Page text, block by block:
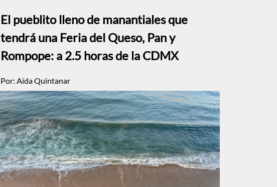
El pueblito lleno de manantiales que
tendrá una Feria del Queso, Pan y
Rompope: a 2.5 horas de la CDMX
Por: Aída Quintanar